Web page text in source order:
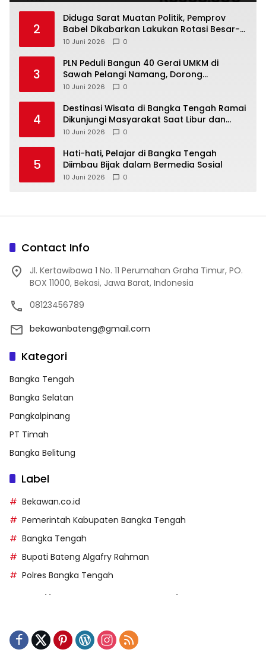
2
‎Diduga Sarat Muatan Politik, Pemprov
Babel Dikabarkan Lakukan Rotasi Besar-
10 Juni 2026 0
3
‎PLN Peduli Bangun 40 Gerai UMKM di
Sawah Pelangi Namang, Dorong
10 Juni 2026 0
4
‎Destinasi Wisata di Bangka Tengah Ramai
Dikunjungi Masyarakat Saat Libur dan
Akhir Pekan
10 Juni 2026 0
5
‎Hati-hati, Pelajar di Bangka Tengah
Diimbau Bijak dalam Bermedia Sosial
10 Juni 2026 0
Contact Info
Jl. Kertawibawa 1 No. 11 Perumahan Graha Timur, PO.
BOX 11000, Bekasi, Jawa Barat, Indonesia
08123456789
bekawanbateng@gmail.com
Kategori
Bangka Tengah
Bangka Selatan
Pangkalpinang
PT Timah
Bangka Belitung
Label
Bekawan.co.id
Pemerintah Kabupaten Bangka Tengah
Bangka Tengah
Bupati Bateng Algafry Rahman
Polres Bangka Tengah
https://kecsitim.sitarokab.go.id/